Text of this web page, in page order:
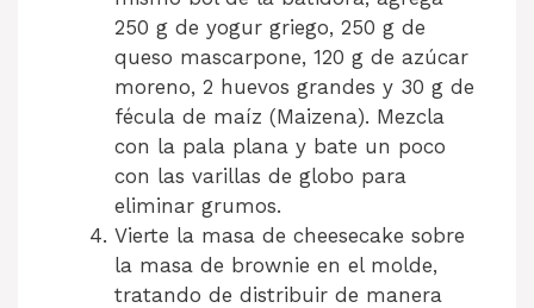
250 g de yogur griego, 250 g de
queso mascarpone, 120 g de azúcar
moreno, 2 huevos grandes y 30 g de
fécula de maíz (Maizena). Mezcla
con la pala plana y bate un poco
con las varillas de globo para
eliminar grumos.
Vierte la masa de cheesecake sobre
la masa de brownie en el molde,
tratando de distribuir de manera